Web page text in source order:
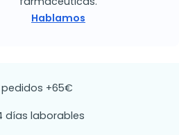
Hablamos
+65€
días laborables